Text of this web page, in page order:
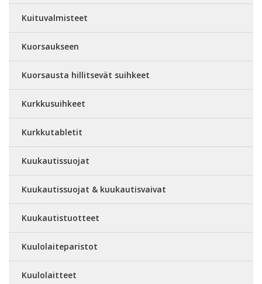
Kuituvalmisteet
Kuorsaukseen
Kuorsausta hillitsevät suihkeet
Kurkkusuihkeet
Kurkkutabletit
Kuukautissuojat
Kuukautissuojat & kuukautisvaivat
Kuukautistuotteet
Kuulolaiteparistot
Kuulolaitteet